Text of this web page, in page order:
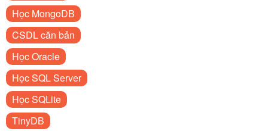
Học MongoDB
CSDL căn bản
Học Oracle
Học SQL Server
Học SQLite
TinyDB